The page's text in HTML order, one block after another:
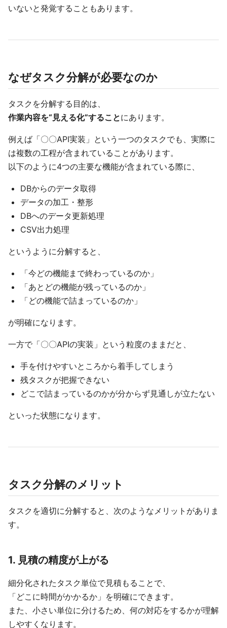
いないと発覚することもあります。
なぜタスク分解が必要なのか
タスクを分解する目的は、
作業内容を“見える化”することにあります。
例えば「〇〇API実装」という一つのタスクでも、実際に
は複数の工程が含まれていることがあります。
以下のように4つの主要な機能が含まれている際に、
DBからのデータ取得
データの加工・整形
DBへのデータ更新処理
CSV出力処理
というように分解すると、
「今どの機能まで終わっているのか」
「あとどの機能が残っているのか」
「どの機能で詰まっているのか」
が明確になります。
一方で「〇〇APIの実装」という粒度のままだと、
手を付けやすいところから着手してしまう
残タスクが把握できない
どこで詰まっているのかが分からず見通しが立たない
といった状態になります。
タスク分解のメリット
タスクを適切に分解すると、次のようなメリットがありま
す。
1. 見積の精度が上がる
細分化されたタスク単位で見積もることで、
「どこに時間がかかるか」を明確にできます。
また、小さい単位に分けるため、何の対応をするかが理解
しやすくなります。